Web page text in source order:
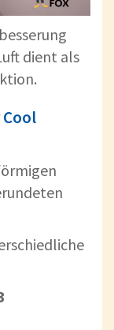
dient als